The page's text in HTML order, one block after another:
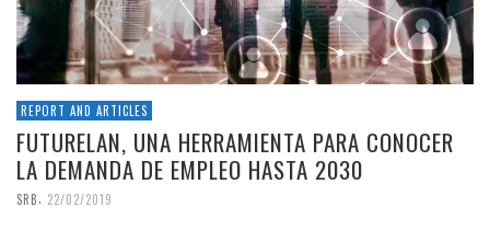
REPORT AND ARTICLES
FUTURELAN, UNA HERRAMIENTA PARA CONOCER
LA DEMANDA DE EMPLEO HASTA 2030
SRB, 22/02/2019